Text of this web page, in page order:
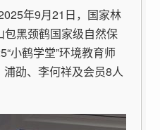
年9月21日，国家林
黑颈鹤国家级自然保
小鹤学堂”环境教育师
劭、李何祥及会员8人